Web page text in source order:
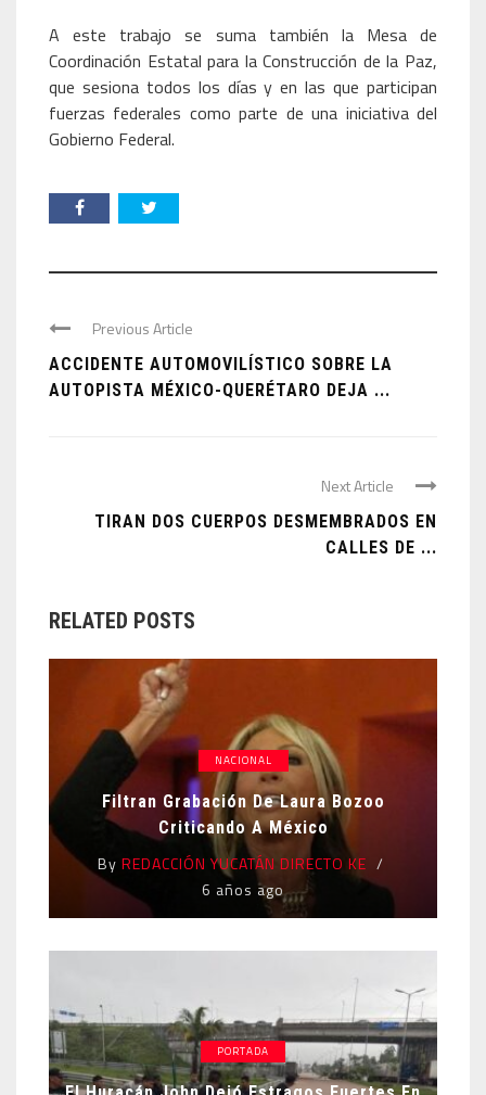
A este trabajo se suma también la Mesa de
Coordinación Estatal para la Construcción de la Paz,
que sesiona todos los días y en las que participan
fuerzas federales como parte de una iniciativa del
Gobierno Federal.
Previous Article
ACCIDENTE AUTOMOVILÍSTICO SOBRE LA
AUTOPISTA MÉXICO-QUERÉTARO DEJA ...
Next Article
TIRAN DOS CUERPOS DESMEMBRADOS EN
CALLES DE ...
RELATED POSTS
NACIONAL
Filtran Grabación De Laura Bozoo
Criticando A México
By REDACCIÓN YUCATÁN DIRECTO KE
6 años ago
PORTADA